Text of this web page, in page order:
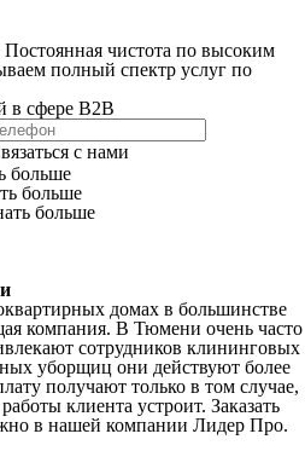
Постоянная чистота по высоким
полный спектр услуг по
в сфере B2B
с нами
больше
больше
больше
домах в большинстве
компания. В Тюмени очень часто
сотрудников клининговых
уборщиц они действуют более
получают только в том случае,
клиента устроит. Заказать
в нашей компании Лидер Про.